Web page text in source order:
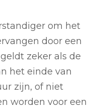
om het
door een
zeker als de
het einde van
zijn, of niet
worden voor een